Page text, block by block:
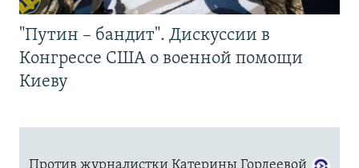
"Путин – бандит". Дискуссии в
Конгрессе США о военной помощи
Киеву